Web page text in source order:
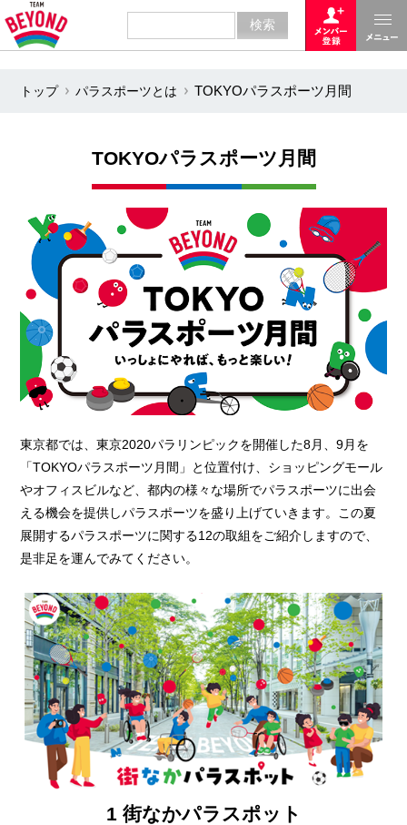
トップ パラスポーツとは TOKYOパラスポーツ月間
TOKYOパラスポーツ月間
東京都では、東京2020パラリンピックを開催した8月、9月を
「TOKYOパラスポーツ月間」と位置付け、ショッピングモール
やオフィスビルなど、都内の様々な場所でパラスポーツに出会
える機会を提供しパラスポーツを盛り上げていきます。この夏
展開するパラスポーツに関する12の取組をご紹介しますので、
是非足を運んでみてください。
1 街なかパラスポット